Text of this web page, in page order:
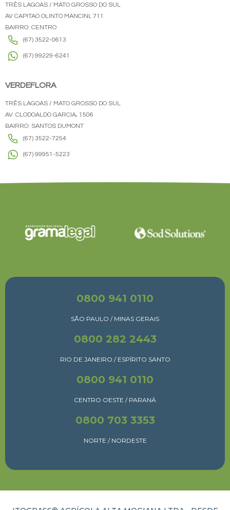
TRÊS LAGOAS / MATO GROSSO DO SUL
AV CAPITAO OLINTO MANCINI, 711
BAIRRO: CENTRO
(67) 3522-0613
(67) 99229-6241
VERDEFLORA
TRÊS LAGOAS / MATO GROSSO DO SUL
AV. CLODOALDO GARCIA, 1506
BAIRRO: SANTOS DUMONT
(67) 3522-7254
(67) 99951-5223
0800 941 0110
SÃO PAULO / MINAS GERAIS
0800 282 2443
RIO DE JANEIRO / ESPÍRITO SANTO
0800 941 0110
CENTRO OESTE / PARANÁ
0800 703 3353
NORTE / NORDESTE